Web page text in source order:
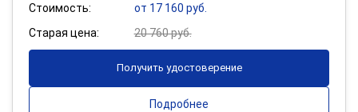
Стоимость:
от 17 160 руб.
Старая цена:
20 760 руб.
Получить удостоверение
Подробнее